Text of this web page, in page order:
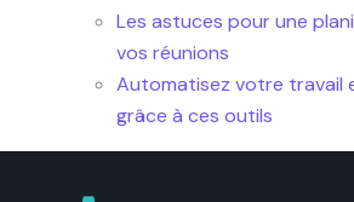
Les astuces pour une
vos réunions
Automatisez votre travail
grâce à ces outils